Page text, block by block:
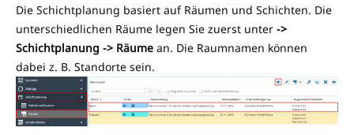
Die Schichtplanung basiert auf Räumen und Schichten. Die
unterschiedlichen Räume legen Sie zuerst unter ->
Schichtplanung -> Räume an. Die Raumnamen können
dabei z. B. Standorte sein.